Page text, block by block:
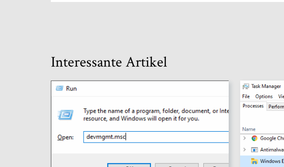
Interessante Artikel